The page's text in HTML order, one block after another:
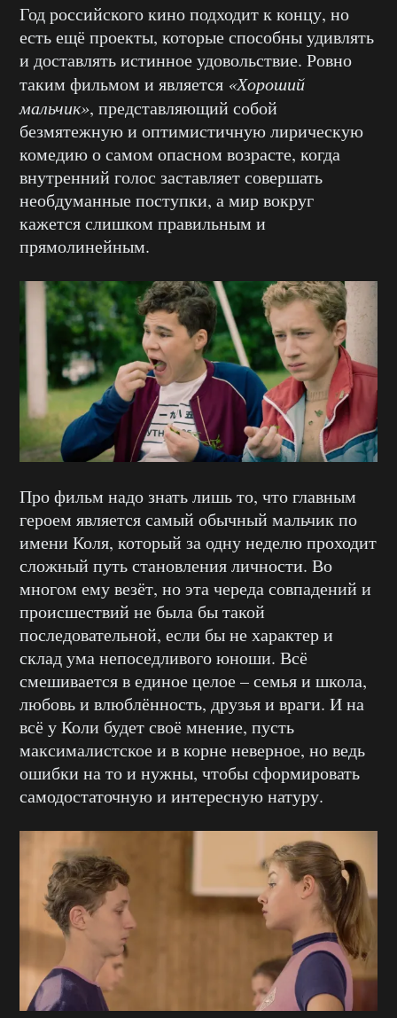
Год российского кино подходит к концу, но
есть ещё проекты, которые способны удивлять
и доставлять истинное удовольствие. Ровно
таким фильмом и является «Хороший
мальчик», представляющий собой
безмятежную и оптимистичную лирическую
комедию о самом опасном возрасте, когда
внутренний голос заставляет совершать
необдуманные поступки, а мир вокруг
кажется слишком правильным и
прямолинейным.
Про фильм надо знать лишь то, что главным
героем является самый обычный мальчик по
имени Коля, который за одну неделю проходит
сложный путь становления личности. Во
многом ему везёт, но эта череда совпадений и
происшествий не была бы такой
последовательной, если бы не характер и
склад ума непоседливого юноши. Всё
смешивается в единое целое – семья и школа,
любовь и влюблённость, друзья и враги. И на
всё у Коли будет своё мнение, пусть
максималистское и в корне неверное, но ведь
ошибки на то и нужны, чтобы сформировать
самодостаточную и интересную натуру.